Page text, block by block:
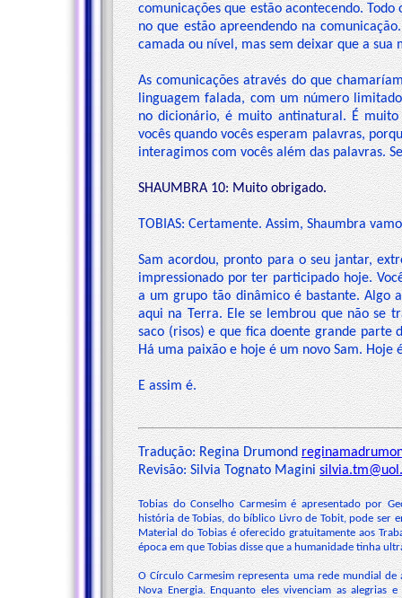
comunicações que estão acontecendo.
no que estão apreendendo na
camada ou nível, mas sem deixar que a
As comunicações através do que
linguagem falada, com um número
no dicionário, é muito antinatural. É muito
vocês quando vocês esperam palavras,
interagimos com vocês além das palavras.
SHAUMBRA 10: Muito obrigado.
TOBIAS: Certamente. Assim, Shaumbra
Sam acordou, pronto para o seu jantar,
impressionado por ter participado hoje.
a um grupo tão dinâmico é bastante. Algo
aqui na Terra. Ele se lembrou que não se
saco (risos) e que fica doente grande parte
Há uma paixão e hoje é um novo Sam.
E assim é.
Tradução: Regina Drumond
Revisão: Silvia Tognato Magini
Tobias do Conselho Carmesim é apresentado por
história de Tobias, do bíblico Livro de Tobit, pode ser
Material do Tobias é oferecido gratuitamente aos
época em que Tobias disse que a humanidade tinha
O Círculo Carmesim representa uma rede mundial
Nova Energia. Enquanto eles vivenciam as alegrias